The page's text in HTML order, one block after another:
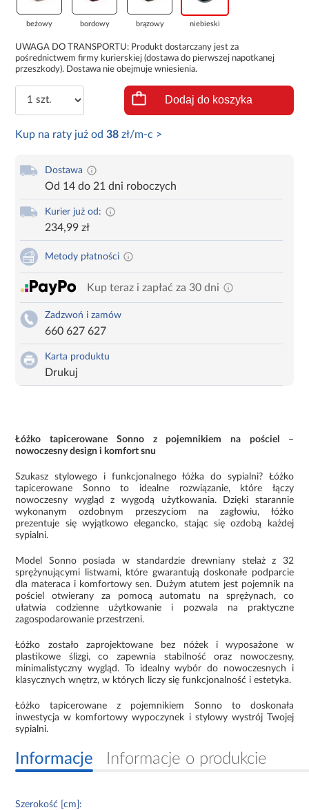
beżowy bordowy brązowy niebieski
UWAGA DO TRANSPORTU: Produkt dostarczany jest za
pośrednictwem firmy kurierskiej (dostawa do pierwszej napotkanej
przeszkody). Dostawa nie obejmuje wniesienia.
Dodaj do koszyka
Kup na raty już od38 zł/m-c >
Dostawa
Od 14 do 21 dni roboczych
Kurier już od:
234,99 zł
Metody płatności
Kup teraz i zapłać za 30 dni
Zadzwoń i zamów
660 627 627
Karta produktu
Drukuj
Łóżko tapicerowane Sonno z pojemnikiem na pościel –
nowoczesny design i komfort snu
Szukasz stylowego i funkcjonalnego łóżka do sypialni? Łóżko
tapicerowane Sonno to idealne rozwiązanie, które łączy
nowoczesny wygląd z wygodą użytkowania. Dzięki starannie
wykonanym ozdobnym przeszyciom na zagłowiu, łóżko
prezentuje się wyjątkowo elegancko, stając się ozdobą każdej
sypialni.
Model Sonno posiada w standardzie drewniany stelaż z 32
sprężynującymi listwami, które gwarantują doskonałe podparcie
dla materaca i komfortowy sen. Dużym atutem jest pojemnik na
pościel otwierany za pomocą automatu na sprężynach, co
ułatwia codzienne użytkowanie i pozwala na praktyczne
zagospodarowanie przestrzeni.
Łóżko zostało zaprojektowane bez nóżek i wyposażone w
plastikowe ślizgi, co zapewnia stabilność oraz nowoczesny,
minimalistyczny wygląd. To idealny wybór do nowoczesnych i
klasycznych wnętrz, w których liczy się funkcjonalność i estetyka.
Łóżko tapicerowane z pojemnikiem Sonno to doskonała
inwestycja w komfortowy wypoczynek i stylowy wystrój Twojej
sypialni.
Informacje Informacje o produkcie
Szerokość [cm]: